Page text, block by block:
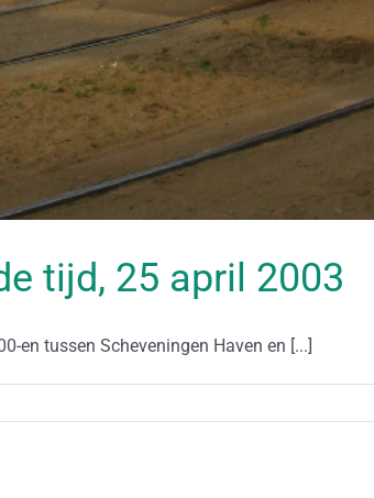
tijd, 25 april 2003
en tussen Scheveningen Haven en [...]